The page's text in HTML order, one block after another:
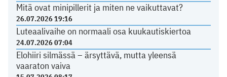
Mitä ovat minipillerit ja miten ne vaikuttavat?
26.07.2026 19:16
Luteaalivaihe on normaali osa kuukautiskiertoa
24.07.2026 07:04
Elohiiri silmässä – ärsyttävä, mutta yleensä
vaaraton vaiva